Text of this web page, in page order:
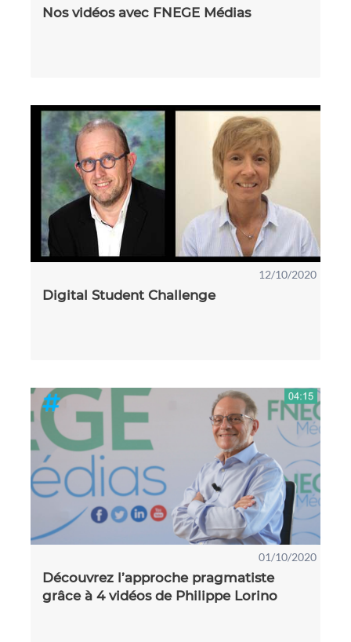
Nos vidéos avec FNEGE Médias
12/10/2020
Digital Student Challenge
01/10/2020
Découvrez l’approche pragmatiste
grâce à 4 vidéos de Philippe Lorino